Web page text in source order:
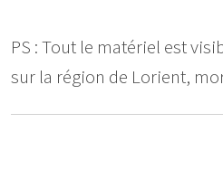
PS : Tout le matériel est
sur la région de Lorient,